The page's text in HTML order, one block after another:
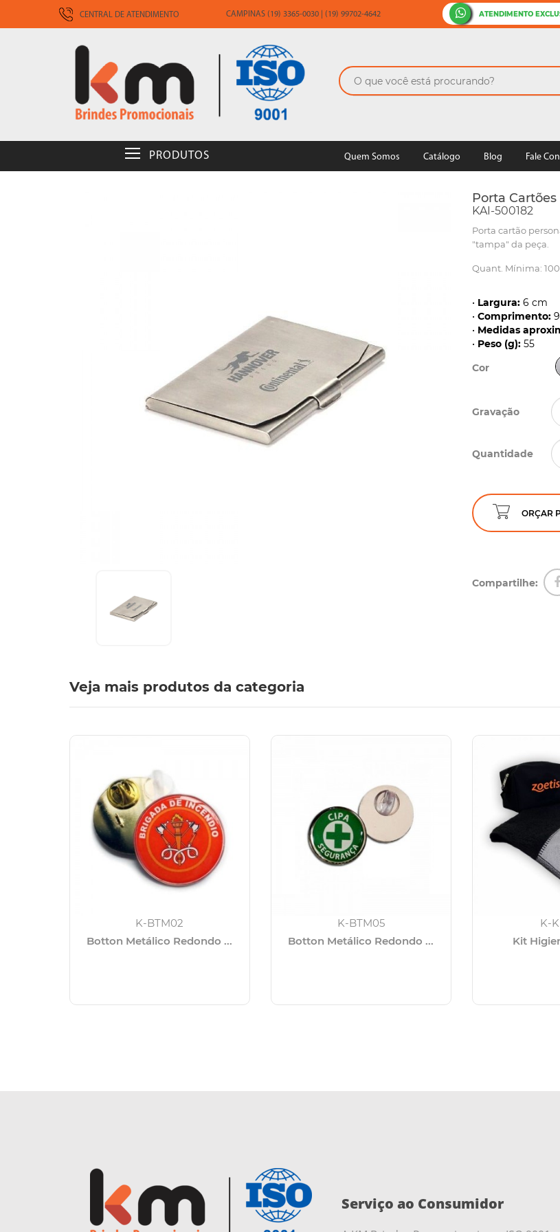
CENTRAL DE ATENDIMENTO CAMPINAS (19) 3365-0030 | (19) 99702-4642 ATENDIMENTO
PRODUTOS Quem Somos Catálogo Blog Fale
Porta
KAI-500182
Porta cartão
"tampa" da peça.
Quant. Mínima:
• Largura: 6 cm
• Comprimento:
• Medidas
• Peso (g): 55
Cor
Gravação
Quantidade
ORÇAR
Compartilhe:
Veja mais produtos da categoria
K-BTM02
Botton Metálico Redondo ...
K-BTM05
Botton Metálico Redondo ...
K-
Kit
Serviço ao Consumidor